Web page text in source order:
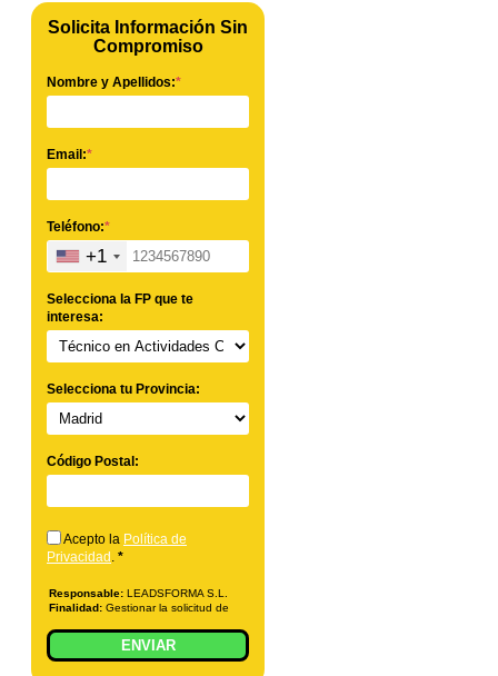
Solicita Información Sin
Compromiso
Nombre y Apellidos:*
Email:*
Teléfono:*
+1
Selecciona la FP que te
interesa:
Selecciona tu Provincia:
Código Postal:
Acepto la Política de
Privacidad . *
Responsable: LEADSFORMA S.L.
Finalidad: Gestionar la solicitud de
indicada, enviar información
relacionada con la formación
solicitada y comunicar los datos al
ENVIAR